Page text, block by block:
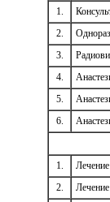
1.
2.
3.
4.
5.
6.
1.
2.